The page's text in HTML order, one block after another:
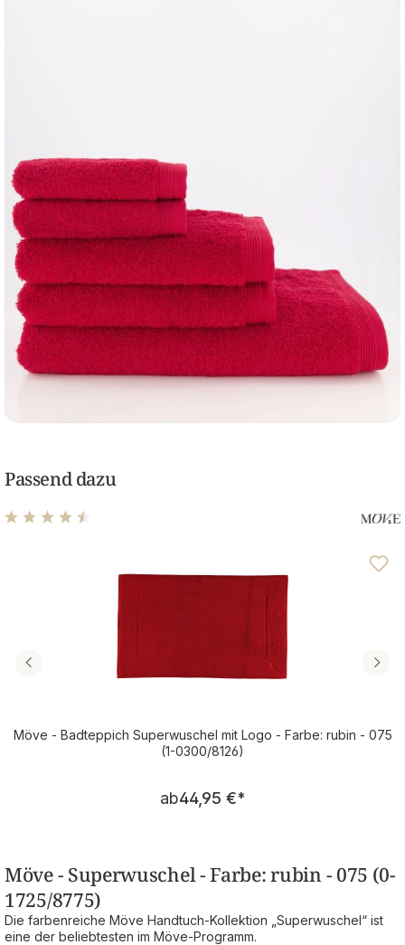
Passend dazu
Möve - Badteppich Superwuschel mit Logo - Farbe: rubin - 075
(1-0300/8126)
Regulärer Preis:
ab44,95 €*
Möve - Superwuschel - Farbe: rubin - 075 (0-
1725/8775)
Die farbenreiche Möve Handtuch-Kollektion „Superwuschel“ ist
eine der beliebtesten im Möve-Programm.